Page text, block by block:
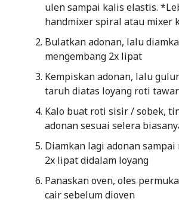
ulen sampai kalis elastis.
handmixer spiral atau mixer
Bulatkan adonan, lalu
mengembang 2x lipat
Kempiskan adonan, lalu
taruh diatas loyang roti tawar
Kalo buat roti sisir / sobek,
adonan sesuai selera
Diamkan lagi adonan sampai
2x lipat didalam loyang
Panaskan oven, oles
cair sebelum dioven